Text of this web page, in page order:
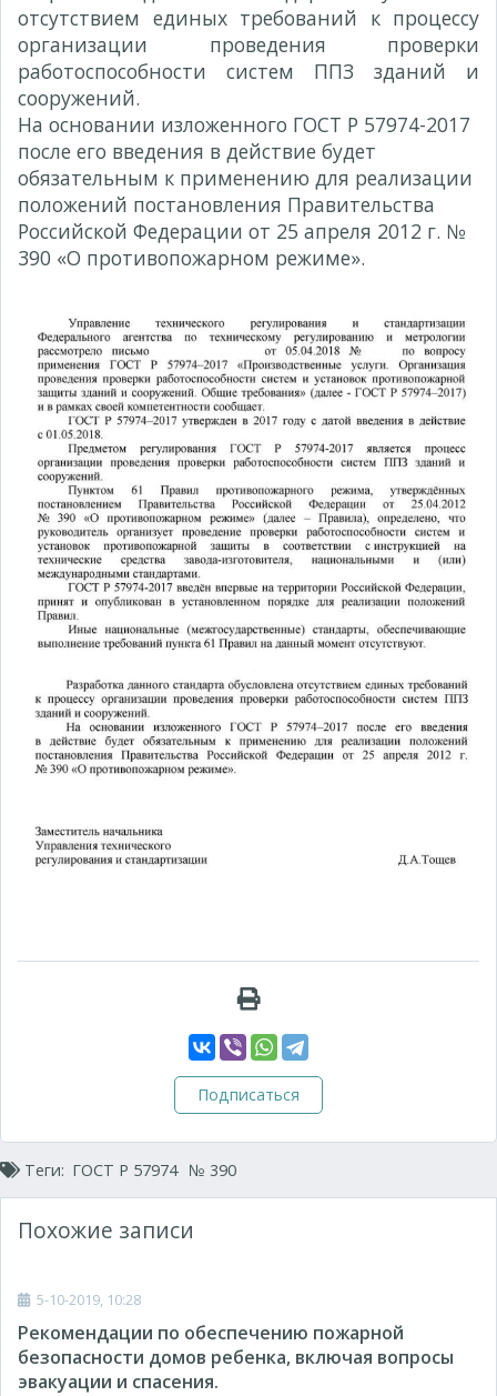
отсутствием единых требований к процессу
организации проведения проверки
работоспособности систем ППЗ зданий и
сооружений.
На основании изложенного ГОСТ Р 57974-2017
после его введения в действие будет
обязательным к применению для реализации
положений постановления Правительства
Российской Федерации от 25 апреля 2012 г. №
390 «О противопожарном режиме».
Подписаться
Теги: ГОСТ Р 57974 № 390
Похожие записи
5-10-2019, 10:28
Рекомендации по обеспечению пожарной
безопасности домов ребенка, включая вопросы
эвакуации и спасения.